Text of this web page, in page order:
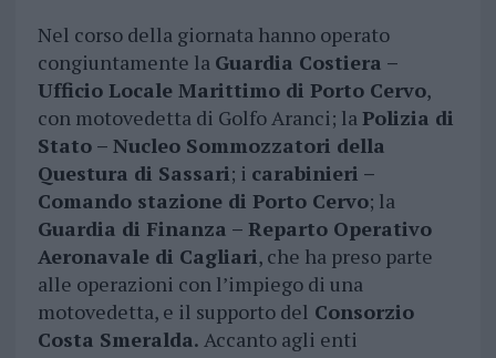
Nel corso della giornata hanno operato
congiuntamente la Guardia Costiera –
Ufficio Locale Marittimo di Porto Cervo,
con motovedetta di Golfo Aranci; laPolizia di
Stato – Nucleo Sommozzatori della
Questura di Sassari; i carabinieri –
Comando stazione di Porto Cervo; la
Guardia di Finanza – Reparto Operativo
Aeronavale di Cagliari, che ha preso parte
alle operazioni con l’impiego di una
motovedetta, e il supporto del Consorzio
Costa Smeralda. Accanto agli enti